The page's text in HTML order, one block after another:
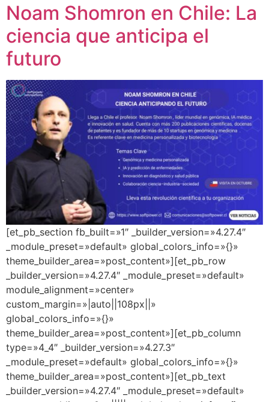
Noam Shomron en Chile: La
ciencia que anticipa el
futuro
[et_pb_section fb_built=»1″ _builder_version=»4.27.4″
_module_preset=»default» global_colors_info=»{}»
theme_builder_area=»post_content»][et_pb_row
_builder_version=»4.27.4″ _module_preset=»default»
module_alignment=»center»
custom_margin=»|auto||108px||»
global_colors_info=»{}»
theme_builder_area=»post_content»][et_pb_column
type=»4_4″ _builder_version=»4.27.3″
_module_preset=»default» global_colors_info=»{}»
theme_builder_area=»post_content»][et_pb_text
_builder_version=»4.27.4″ _module_preset=»default»